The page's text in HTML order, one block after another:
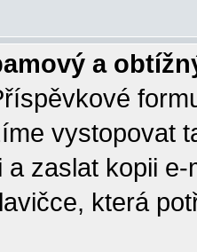
a
vystopovat
a zaslat kopii
která